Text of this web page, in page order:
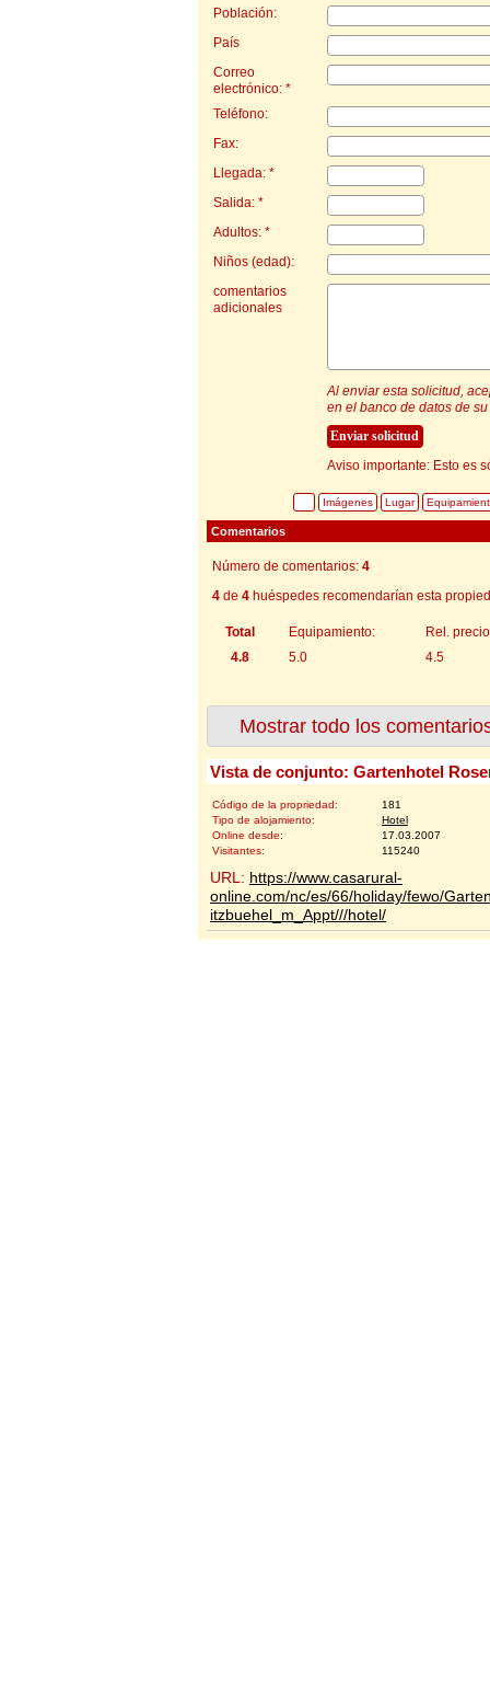
Población:
País
Correo
electrónico: *
Teléfono:
Fax:
Llegada: *
Salida: *
Adultos: *
Niños (edad):
comentarios
adicionales
Al enviar esta solicitud,
en el banco de datos de
Aviso importante: Esto es
Imágenes Lugar
Comentarios
Número de comentarios: 4
4 de 4 huéspedes recomendarían esta
Total
4.8
Equipamiento:
5.0
Rel.
4.5
Mostrar todo los
Vista de conjunto: Gartenhotel
Código de la propriedad:
181
Tipo de alojamiento:
Hotel
Online desde:
17.03.2007
Visitantes:
115240
URL: https://www.casarural-
online.com/nc/es/66/holiday/fewo/
itzbuehel_m_Appt///hotel/